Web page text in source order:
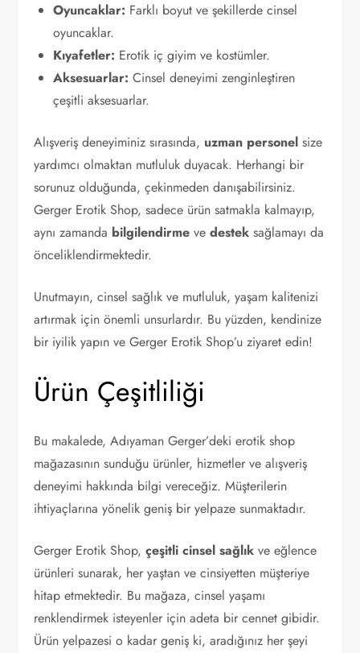
Oyuncaklar: Farklı boyut ve şekillerde cinsel
oyuncaklar.
Kıyafetler: Erotik iç giyim ve kostümler.
Aksesuarlar: Cinsel deneyimi zenginleştiren
çeşitli aksesuarlar.
Alışveriş deneyiminiz sırasında, uzman personel size
yardımcı olmaktan mutluluk duyacak. Herhangi bir
sorunuz olduğunda, çekinmeden danışabilirsiniz.
Gerger Erotik Shop, sadece ürün satmakla kalmayıp,
aynı zamanda bilgilendirme vedestek sağlamayı da
önceliklendirmektedir.
Unutmayın, cinsel sağlık ve mutluluk, yaşam kalitenizi
artırmak için önemli unsurlardır. Bu yüzden, kendinize
bir iyilik yapın ve Gerger Erotik Shop’u ziyaret edin!
Ürün Çeşitliliği
Bu makalede, Adıyaman Gerger’deki erotik shop
mağazasının sunduğu ürünler, hizmetler ve alışveriş
deneyimi hakkında bilgi vereceğiz. Müşterilerin
ihtiyaçlarına yönelik geniş bir yelpaze sunmaktadır.
Gerger Erotik Shop,çeşitli cinsel sağlık ve eğlence
ürünleri sunarak, her yaştan ve cinsiyetten müşteriye
hitap etmektedir. Bu mağaza, cinsel yaşamı
renklendirmek isteyenler için adeta bir cennet gibidir.
Ürün yelpazesi o kadar geniş ki, aradığınız her şeyi